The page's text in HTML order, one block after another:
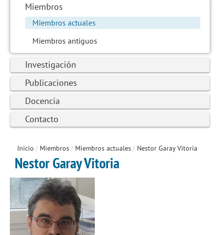
Miembros
Miembros actuales
Miembros antiguos
Investigación
Publicaciones
Docencia
Contacto
Inicio / Miembros/ Miembros actuales/ Nestor Garay Vitoria
Nestor Garay Vitoria